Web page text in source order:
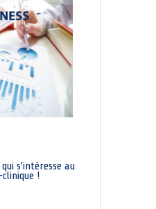
s’intéresse au
!